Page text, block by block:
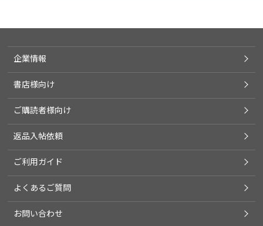
企業情報
書店様向け
ご購読者様向け
返品入帖依頼
ご利用ガイド
よくあるご質問
お問い合わせ